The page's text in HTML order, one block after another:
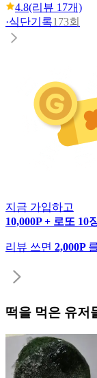
4.8(리뷰 17개)
·식단기록173회
지금 가입하고
10,000P + 로또 10
리뷰 쓰면 2,000P
떡을 먹은 유저